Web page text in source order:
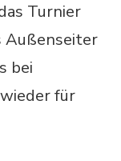
Turnier
Außenseiter
bei
für